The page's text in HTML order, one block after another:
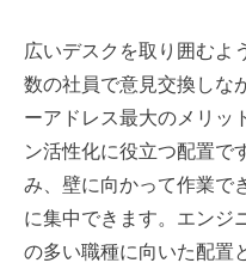
広いデスクを取り囲むよ
数の社員で意見交換しな
ーアドレス最大のメリッ
ン活性化に役立つ配置で
み、壁に向かって作業で
に集中できます。エンジ
の多い職種に向いた配置